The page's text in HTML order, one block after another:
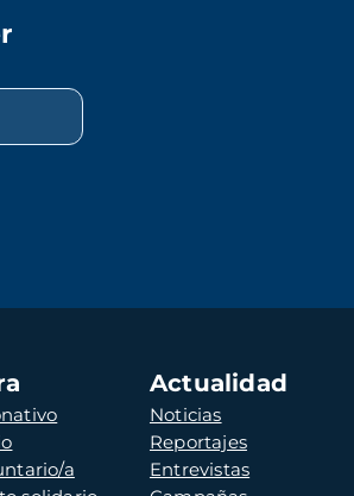
a
Actualidad
Noticias
Reportajes
Entrevistas